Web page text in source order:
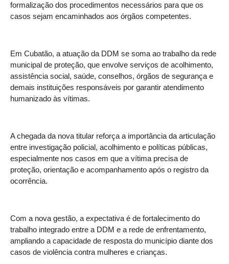
formalização dos procedimentos necessários para que os
casos sejam encaminhados aos órgãos competentes.
Em Cubatão, a atuação da DDM se soma ao trabalho da rede
municipal de proteção, que envolve serviços de acolhimento,
assistência social, saúde, conselhos, órgãos de segurança e
demais instituições responsáveis por garantir atendimento
humanizado às vítimas.
A chegada da nova titular reforça a importância da articulação
entre investigação policial, acolhimento e políticas públicas,
especialmente nos casos em que a vítima precisa de
proteção, orientação e acompanhamento após o registro da
ocorrência.
Com a nova gestão, a expectativa é de fortalecimento do
trabalho integrado entre a DDM e a rede de enfrentamento,
ampliando a capacidade de resposta do município diante dos
casos de violência contra mulheres e crianças.